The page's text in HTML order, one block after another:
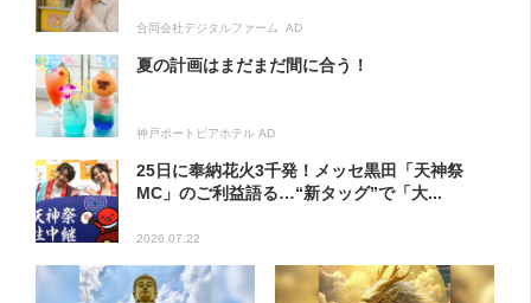
合同会社デジタルファーム AD
夏の計画はまだまだ間に合う！
神戸ポートピアホテル AD
25日に奉納花火3千発！メッセ黒田「天神祭
MC」のご利益語る…“新タッグ”で「大...
2026.07.22